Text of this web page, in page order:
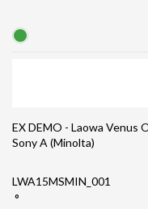
EX DEMO - Laowa Venus
Sony A (Minolta)
LWA15MSMIN_001
°